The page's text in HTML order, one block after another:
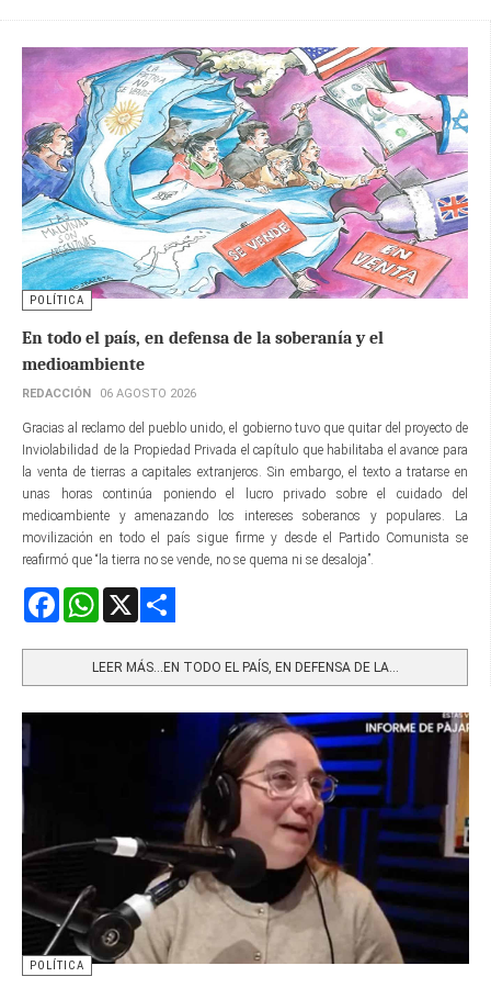
POLÍTICA
En todo el país, en defensa de la soberanía y el
medioambiente
REDACCIÓN 06 AGOSTO 2026
Gracias al reclamo del pueblo unido, el gobierno tuvo que quitar del proyecto de
Inviolabilidad de la Propiedad Privada el capítulo que habilitaba el avance para
la venta de tierras a capitales extranjeros. Sin embargo, el texto a tratarse en
unas horas continúa poniendo el lucro privado sobre el cuidado del
medioambiente y amenazando los intereses soberanos y populares. La
movilización en todo el país sigue firme y desde el Partido Comunista se
reafirmó que “la tierra no se vende, no se quema ni se desaloja”.
FacebookWhatsApp
LEER MÁS…EN TODO EL PAÍS, EN DEFENSA DE LA...
POLÍTICA